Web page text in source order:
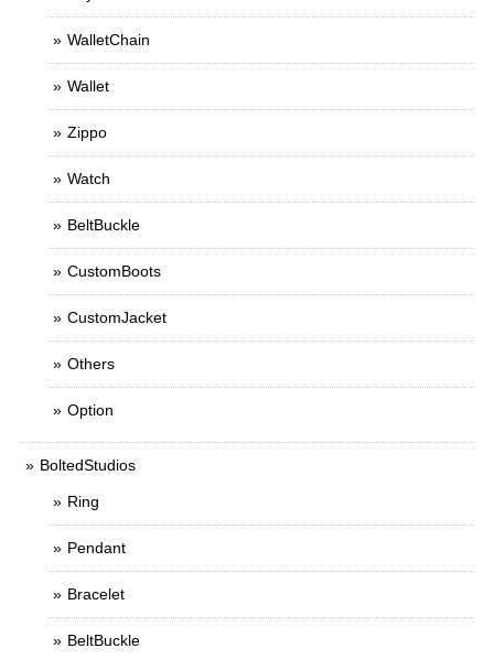
WalletChain
Wallet
Zippo
Watch
BeltBuckle
CustomBoots
CustomJacket
Others
Option
BoltedStudios
Ring
Pendant
Bracelet
BeltBuckle